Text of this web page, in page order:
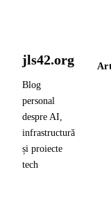
jls42.org
Blog
personal
despre AI,
infrastructură
și proiecte
tech